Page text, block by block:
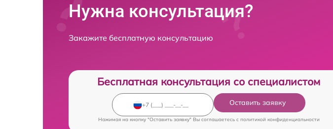
Нужна консультация?
Закажите бесплатную консультацию
Бесплатная консультация со специалистом
Оставить заявку
Нажимая на кнопку "Оставить заявку" Вы соглашаетесь c политикой конфиденциальности